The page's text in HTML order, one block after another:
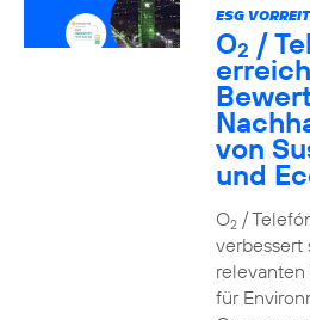
ESG
O2 /
von
und
O2/
verbessert
relevanten
für